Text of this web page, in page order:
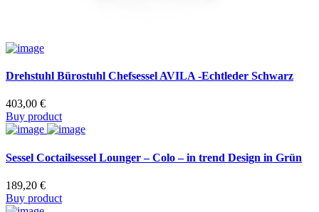
Drehstuhl Bürostuhl Chefsessel AVILA -Echtleder Schwarz
403,00 €
Buy product
Sessel Coctailsessel Lounger – Colo – in trend Design in Grün
189,20 €
Buy product